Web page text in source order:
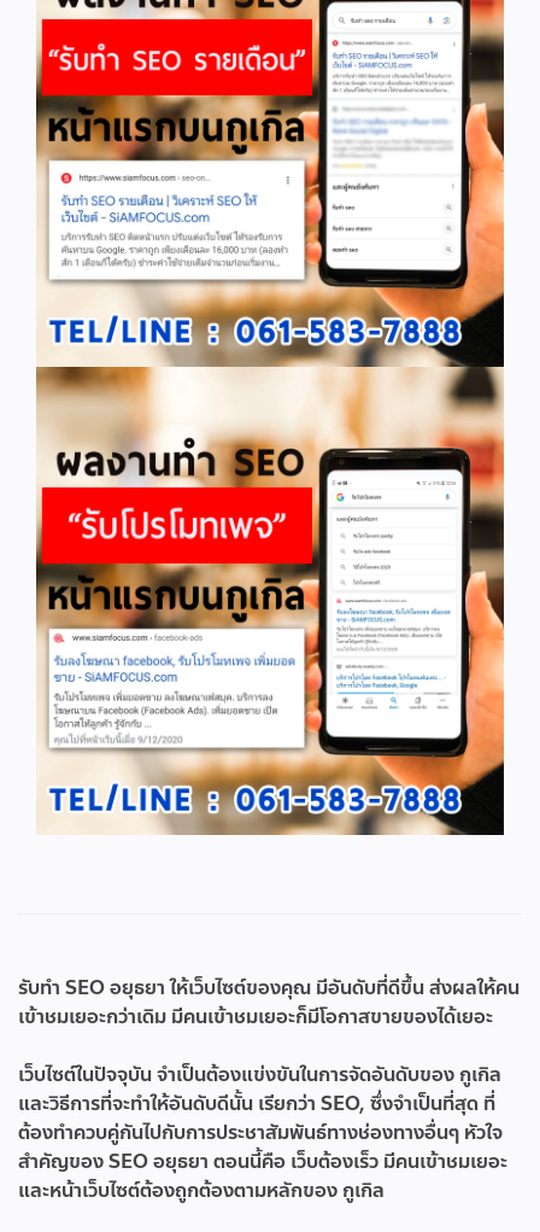
รับทำ SEO อยุธยาให้เว็บไซต์ของคุณ มีอันดับที่ดีขึ้น ส่งผลให้คน
เข้าชมเยอะกว่าเดิม มีคนเข้าชมเยอะก็มีโอกาสขายของได้เยอะ
เว็บไซต์ในปัจจุบัน จำเป็นต้องแข่งขันในการจัดอันดับของ กูเกิล
และวิธีการที่จะทำให้อันดับดีนั้น เรียกว่า SEO, ซึ่งจำเป็นที่สุด ที่
ต้องทำควบคู่กันไปกับการประชาสัมพันธ์ทางช่องทางอื่นๆ หัวใจ
สำคัญของ SEO อยุธยา ตอนนี้คือ เว็บต้องเร็ว มีคนเข้าชมเยอะ
และหน้าเว็บไซต์ต้องถูกต้องตามหลักของ กูเกิล